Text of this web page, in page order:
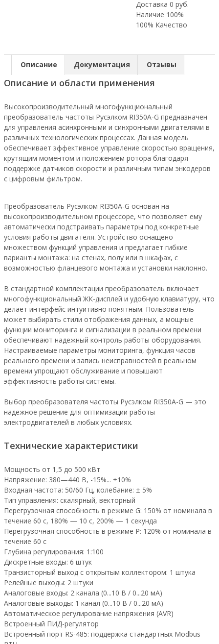
Доставка 0 руб.
Наличие 100%
100% Качество
Описание Документация Отзывы
Описание и области применения
Высокопроизводительный многофункциональный
преобразователь частоты Русэлком RI350A-G предназначен
для управления асинхронными и синхронными двигателями в
различных технологических процессах. Данная модель
обеспечивает эффективное управление скоростью вращения,
крутящим моментом и положением ротора благодаря
поддержке датчиков скорости и различным типам энкодеров
с цифровым фильтром.
Преобразователь Русэлком RI350A-G основан на
высокопроизводительном процессоре, что позволяет ему
автоматически подстраивать параметры под конкретные
условия работы двигателя. Устройство оснащено
множеством функций управления и предлагает гибкие
варианты монтажа: на стенах, полу или в шкафах, с
возможностью фланцевого монтажа и установки наклонно.
В стандартной комплектации преобразователь включает
многофункциональный ЖК-дисплей и удобную клавиатуру, что
делает интерфейс интуитивно понятным. Пользователь
может выбирать стили отображения данных, а мощные
функции мониторинга и сигнализации в реальном времени
обеспечивают надежный контроль работы оборудования.
Настраиваемые параметры мониторинга, функция часов
реального времени и запись неисправностей в реальном
времени упрощают обслуживание и повышают
эффективность работы системы.
Выбор преобразователя частоты Русэлком RI350A-G — это
надежное решение для оптимизации работы
электродвигателей в любых условиях.
Технические характеристики
Мощность от 1,5 до 500 кВт
Напряжение: 380—440 В, -15%... +10%
Входная частота: 50/60 Гц, колебание: ± 5%
Тип управления: скалярный, векторный
Перегрузочная способность в режиме G: 150% от номинала в
течение 60 с, 180% — 10 с, 200% — 1 секунда
Перегрузочная способность в режиме P: 120% от номинала в
течение 60 с
Глубина регулирования: 1:100
Дискретные входы: 6 штук
Транзисторный выход с открытым коллектором: 1 штука
Релейные выходы: 2 штуки
Аналоговые входы: 2 канала (0...10 В / 0...20 мА)
Аналоговые выходы: 1 канал (0...10 В / 0...20 мА)
Автоматическое регулирование напряжения (AVR)
Встроенный ПИД-регулятор
Встроенный порт RS-485: поддержка стандартных Modbus